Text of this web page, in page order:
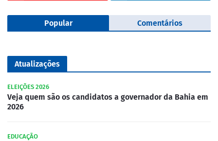
Popular Comentários
Atualizações
ELEIÇÕES 2026
Veja quem são os candidatos a governador da Bahia em
2026
EDUCAÇÃO